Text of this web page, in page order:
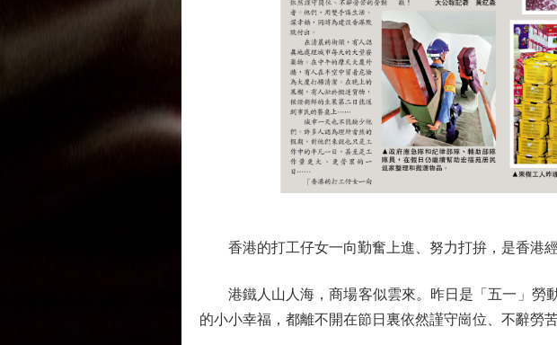
香港的打工仔女一向勤奮上進、努力打拚，是香港經
港鐵人山人海，商場客似雲來。昨日是「五一」勞
的小小幸福，都離不開在節日裏依然謹守崗位、不辭勞